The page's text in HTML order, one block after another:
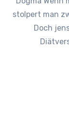
stolpert man
Doch